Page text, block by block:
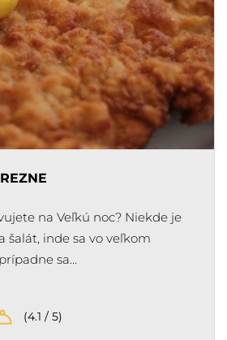
na Veľkú noc? Niekde je
šalát, inde sa vo veľkom
sa…
(4.1 / 5)